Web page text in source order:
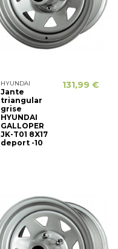
HYUNDAI
Jante
triangular
grise
HYUNDAI
GALLOPER
JK-T01 8X17
deport -10
131,99 €